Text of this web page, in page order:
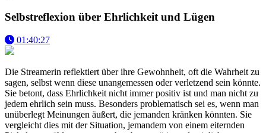
Selbstreflexion über Ehrlichkeit und Lügen
01:40:27
Die Streamerin reflektiert über ihre Gewohnheit, oft die Wahrheit zu
sagen, selbst wenn diese unangemessen oder verletzend sein könnte.
Sie betont, dass Ehrlichkeit nicht immer positiv ist und man nicht zu
jedem ehrlich sein muss. Besonders problematisch sei es, wenn man
unüberlegt Meinungen äußert, die jemanden kränken könnten. Sie
vergleicht dies mit der Situation, jemandem von einem eiternden